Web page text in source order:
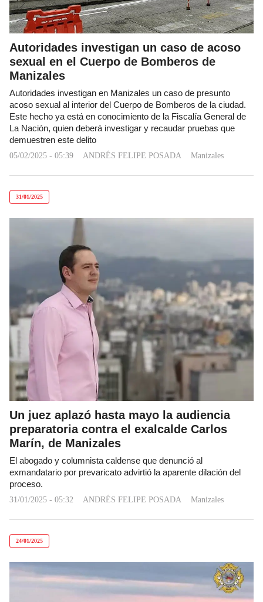
Autoridades investigan un caso de acoso
sexual en el Cuerpo de Bomberos de
Manizales
Autoridades investigan en Manizales un caso de presunto
acoso sexual al interior del Cuerpo de Bomberos de la ciudad.
Este hecho ya está en conocimiento de la Fiscalía General de
La Nación, quien deberá investigar y recaudar pruebas que
demuestren este delito
05/02/2025 - 05:39 ANDRÉS FELIPE POSADA Manizales
31/01/2025
Un juez aplazó hasta mayo la audiencia
preparatoria contra el exalcalde Carlos
Marín, de Manizales
El abogado y columnista caldense que denunció al
exmandatario por prevaricato advirtió la aparente dilación del
proceso.
31/01/2025 - 05:32 ANDRÉS FELIPE POSADA Manizales
24/01/2025